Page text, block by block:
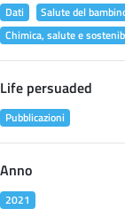
Dati
Salute del
Chimica, salute e
Life persuaded
Pubblicazioni
Anno
2021